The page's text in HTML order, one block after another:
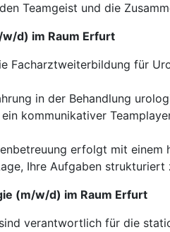
Teamgeist und die
d) im Raum Erfurt
Facharztweiterbildung für
in der Behandlung
ein kommunikativer
erfolgt mit einem
Ihre Aufgaben
(m/w/d) im Raum Erfurt
verantwortlich für die